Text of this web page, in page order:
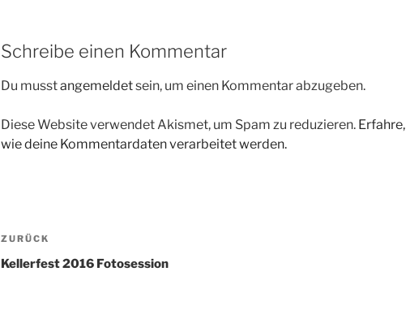
Schreibe einen Kommentar
Du musstangemeldetsein, um einen Kommentar abzugeben.
Diese Website verwendet Akismet, um Spam zu reduzieren. Erfahre,
wie deine Kommentardaten verarbeitet werden.
Beitragsnavigation
Vorheriger
Beitrag
ZURÜCK
Kellerfest 2016 Fotosession